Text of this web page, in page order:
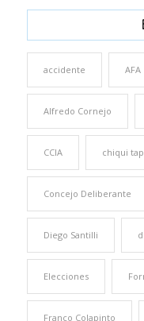
accidente AFA
Alfredo Cornejo
CCIA chiqui
Concejo Deliberante
Diego Santilli
Elecciones
Franco Colapinto